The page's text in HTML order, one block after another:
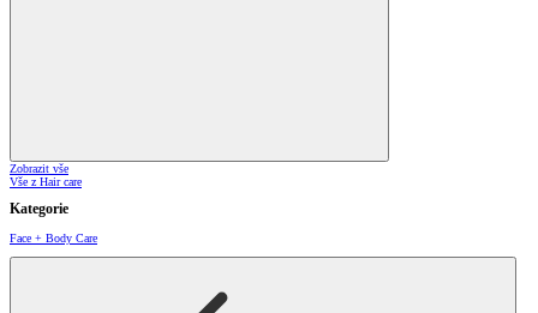
Zobrazit vše
Vše z Hair care
Kategorie
Face + Body Care